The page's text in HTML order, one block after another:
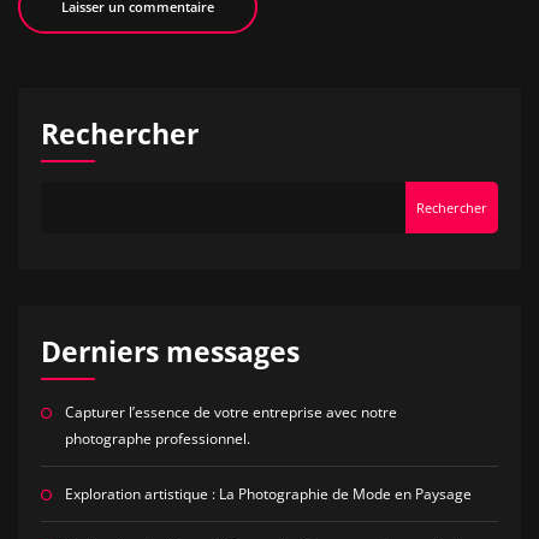
Rechercher
Rechercher
Derniers messages
Capturer l’essence de votre entreprise avec notre
photographe professionnel.
Exploration artistique : La Photographie de Mode en Paysage